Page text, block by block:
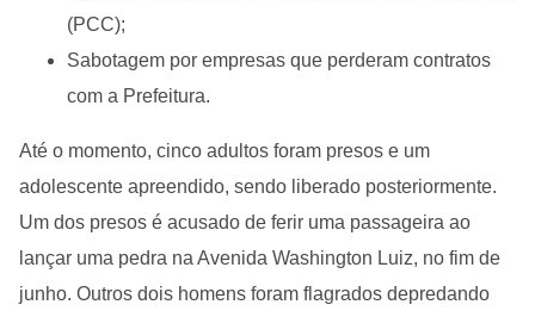
(PCC);
Sabotagem por empresas que perderam contratos
com a Prefeitura.
Até o momento, cinco adultos foram presos e um
adolescente apreendido, sendo liberado posteriormente.
Um dos presos é acusado de ferir uma passageira ao
lançar uma pedra na Avenida Washington Luiz, no fim de
junho. Outros dois homens foram flagrados depredando